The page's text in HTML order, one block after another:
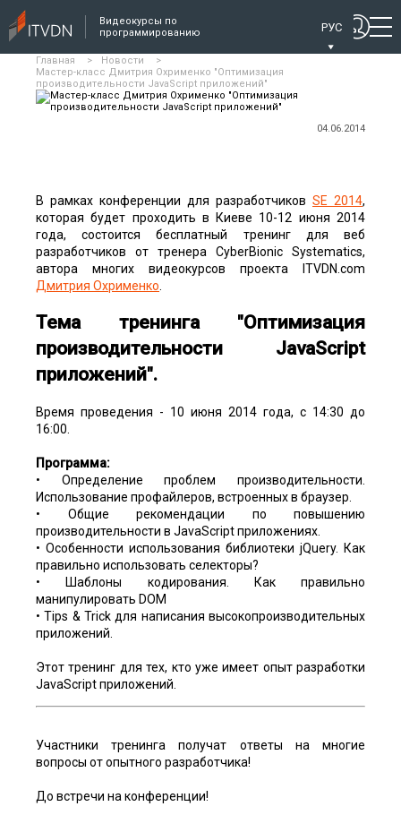
Видеокурсы по
программированию
РУС
Главная > Новости
>
Мастер-класс Дмитрия Охрименко "Оптимизация
производительности JavaScript приложений"
04.06.2014
В рамках конференции для разработчиков SE 2014,
которая будет проходить в Киеве 10-12 июня 2014
года, состоится бесплатный тренинг для веб
разработчиков от тренера СyberBionic Systematics,
автора многих видеокурсов проекта ITVDN.com
Дмитрия Охрименко
Тема тренинга "Оптимизация
производительности JavaScript
приложений".
Время проведения - 10 июня 2014 года, с 14:30 до
16:00.
Программа:
• Определение проблем производительности.
Использование профайлеров, встроенных в браузер.
• Общие рекомендации по повышению
производительности в JavaScript приложениях.
• Особенности использования библиотеки jQuery. Как
правильно использовать селекторы?
• Шаблоны кодирования. Как правильно
манипулировать DOM
• Tips & Trick для написания высокопроизводительных
приложений.
Этот тренинг для тех, кто уже имеет опыт разработки
JavaScript приложений.
Участники тренинга получат ответы на многие
вопросы от опытного разработчика!
До встречи на конференции!